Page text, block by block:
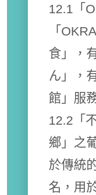
12.1「
「
食」，
ん」，
館」服
12.2「
鄉」之
於傳統
名，用